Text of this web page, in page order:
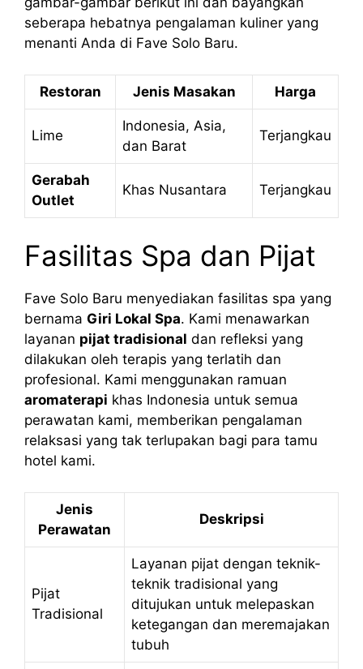
seberapa hebatnya pengalaman kuliner yang
menanti Anda di Fave Solo Baru.
Restoran Jenis Masakan Harga
Lime
Indonesia, Asia,
dan Barat
Terjangkau
Gerabah
Outlet
Khas Nusantara Terjangkau
Fasilitas Spa dan Pijat
Fave Solo Baru menyediakan fasilitas spa yang
bernama Giri Lokal Spa. Kami menawarkan
layanan pijat tradisional dan refleksi yang
dilakukan oleh terapis yang terlatih dan
profesional. Kami menggunakan ramuan
aromaterapi khas Indonesia untuk semua
perawatan kami, memberikan pengalaman
relaksasi yang tak terlupakan bagi para tamu
hotel kami.
Jenis
Perawatan
Deskripsi
Pijat
Tradisional
Layanan pijat dengan teknik-
teknik tradisional yang
ditujukan untuk melepaskan
ketegangan dan meremajakan
tubuh